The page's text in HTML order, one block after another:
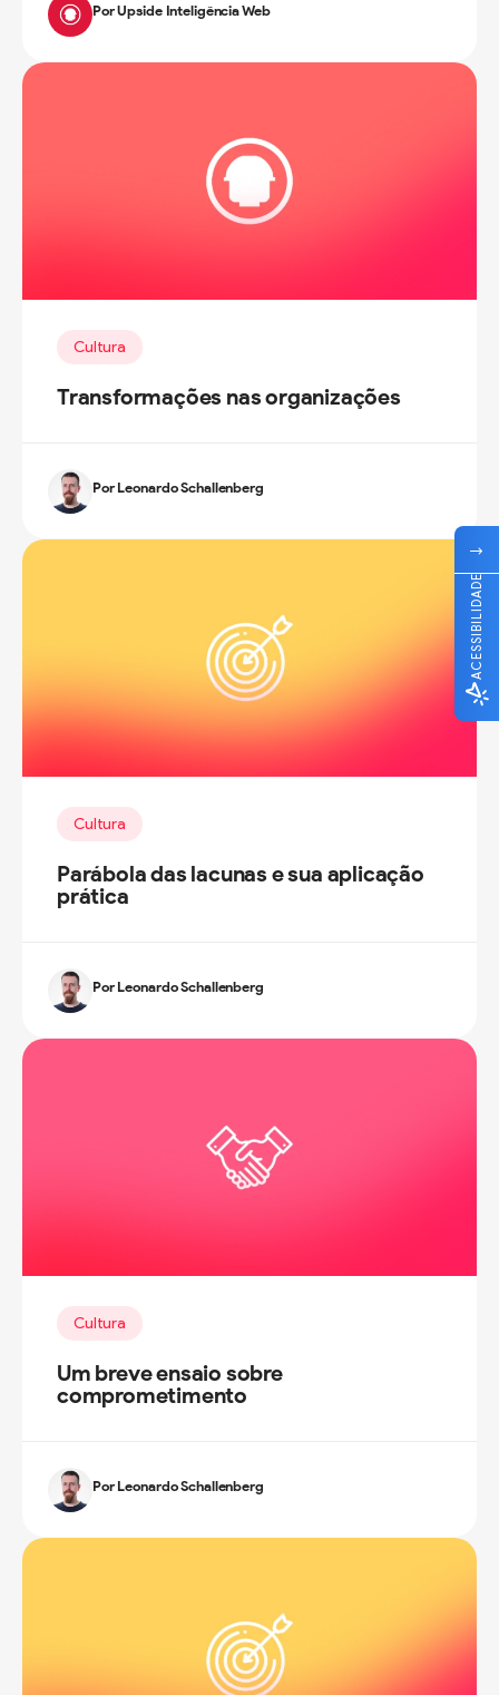
Por Upside Inteligência Web
Cultura
Transformações nas organizações
Por Leonardo Schallenberg
Cultura
Parábola das lacunas e sua aplicação
prática
Por Leonardo Schallenberg
Cultura
Um breve ensaio sobre
comprometimento
Por Leonardo Schallenberg
ACESSIBILIDADE